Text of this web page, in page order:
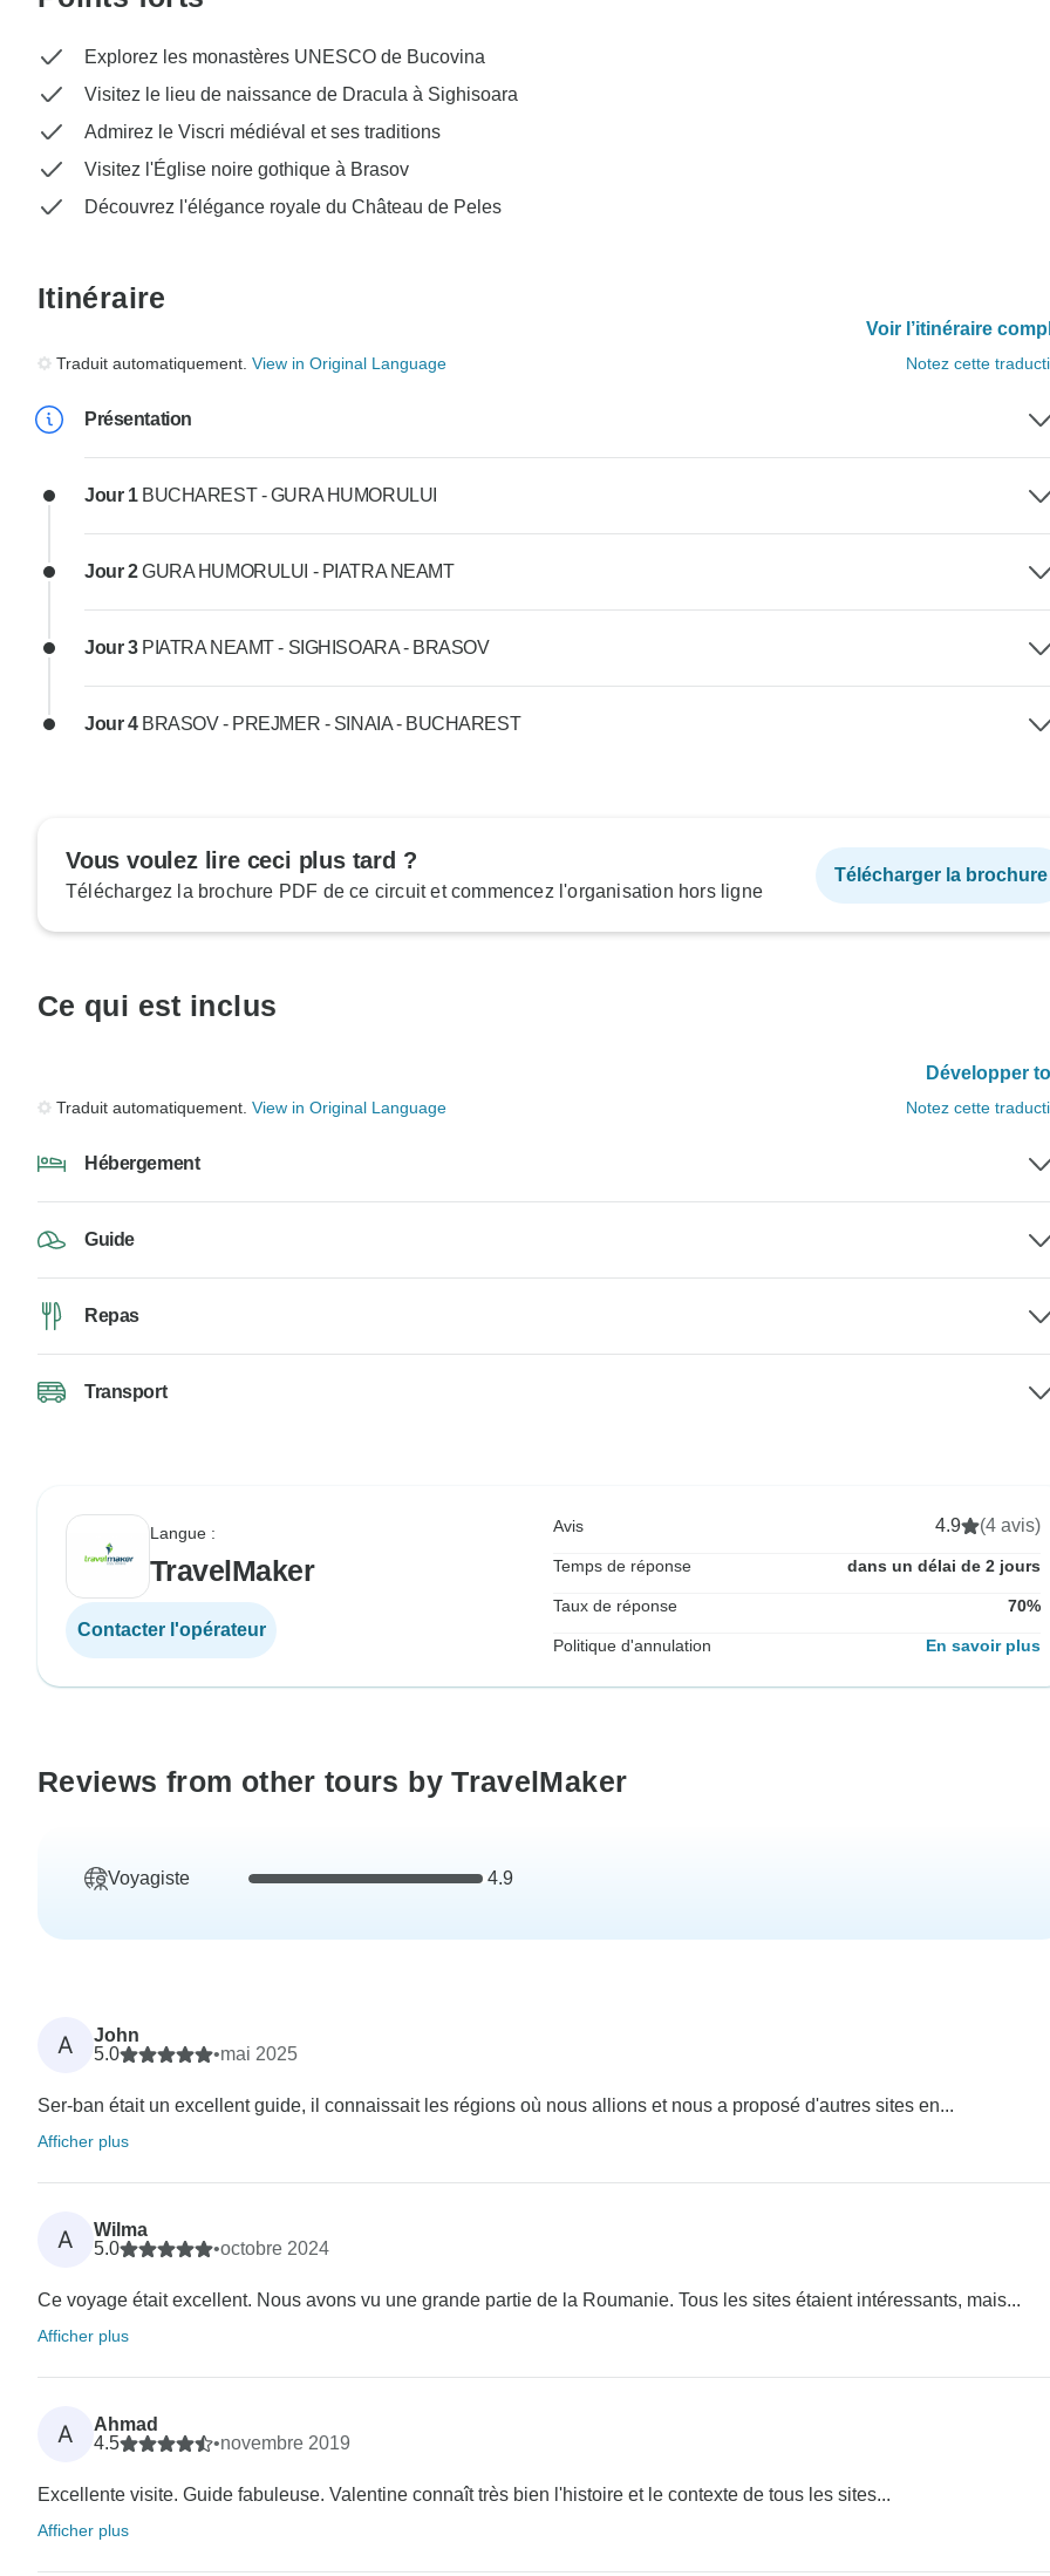
Explorez les monastères UNESCO de Bucovina
Visitez le lieu de naissance de Dracula à Sighisoara
Admirez le Viscri médiéval et ses traditions
Visitez l'Église noire gothique à Brasov
Découvrez l'élégance royale du Château de Peles
Itinéraire
Voir l’itinéraire
Traduit automatiquement. View in Original Language Notez cette
Présentation
Jour 1 BUCHAREST - GURA HUMORULUI
Jour 2GURA HUMORULUI - PIATRA NEAMT
Jour 3 PIATRA NEAMT - SIGHISOARA - BRASOV
Jour 4 BRASOV - PREJMER - SINAIA - BUCHAREST
Vous voulez lire ceci plus tard ?
Téléchargez la brochure PDF de ce circuit et commencez l'organisation hors ligne
Télécharger la brochure
Ce qui est inclus
Développer
Traduit automatiquement. View in Original Language Notez cette
Hébergement
Guide
Repas
Transport
Langue :
TravelMaker
Contacter l'opérateur
Avis 4.9 (4 avis)
Temps de réponse dans un délai de 2 jours
Taux de réponse 70%
Politique d'annulation En savoir plus
Reviews from other tours by TravelMaker
Voyagiste 4.9
A
John
5.0
•mai 2025
Ser-ban était un excellent guide, il connaissait les régions où nous allions et nous a proposé d'autres sites en...
Afficher plus
A
Wilma
5.0
•octobre 2024
Ce voyage était excellent. Nous avons vu une grande partie de la Roumanie. Tous les sites étaient intéressants, mais...
Afficher plus
A
Ahmad
4.5
•novembre 2019
Excellente visite. Guide fabuleuse. Valentine connaît très bien l'histoire et le contexte de tous les sites...
Afficher plus